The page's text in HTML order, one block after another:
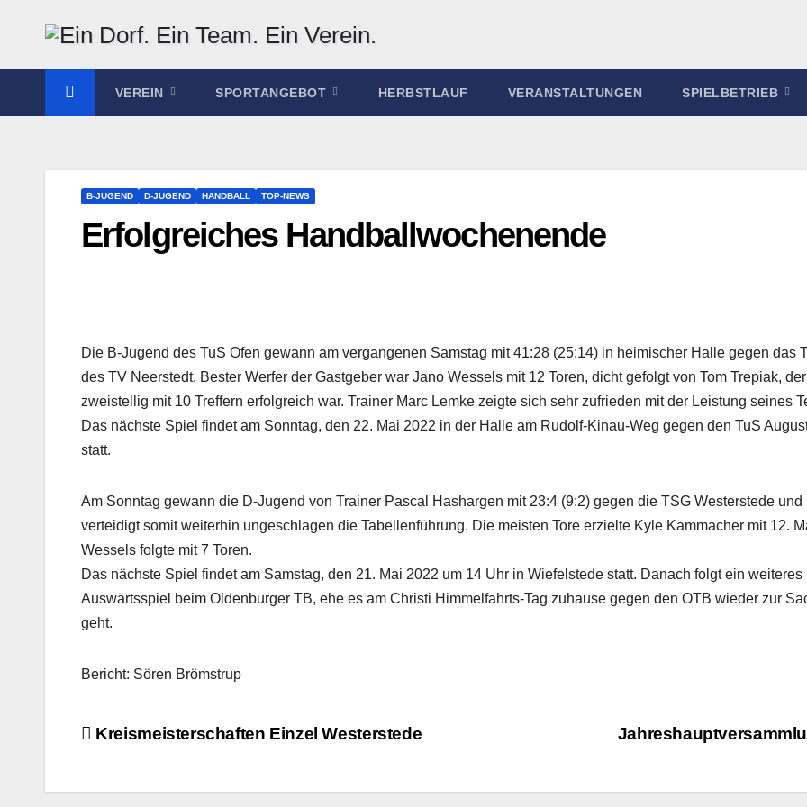
springen
VEREIN SPORTANGEBOT HERBSTLAUF VERANSTALTUNGEN SPIELBETRIEB
B-JUGEND D-JUGEND HANDBALL TOP-NEWS
Erfolgreiches Handballwochenende
Die B-Jugend des TuS Ofen gewann am vergangenen Samstag mit 41:28 (25:14) in heimischer Halle gegen das
des TV Neerstedt. Bester Werfer der Gastgeber war Jano Wessels mit 12 Toren, dicht gefolgt von Tom Trepiak,
zweistellig mit 10 Treffern erfolgreich war. Trainer Marc Lemke zeigte sich sehr zufrieden mit der Leistung seines
Das nächste Spiel findet am Sonntag, den 22. Mai 2022 in der Halle am Rudolf-Kinau-Weg gegen den TuS
statt.
Am Sonntag gewann die D-Jugend von Trainer Pascal Hashargen mit 23:4 (9:2) gegen die TSG Westerstede und
verteidigt somit weiterhin ungeschlagen die Tabellenführung. Die meisten Tore erzielte Kyle Kammacher mit 12.
Wessels folgte mit 7 Toren.
Das nächste Spiel findet am Samstag, den 21. Mai 2022 um 14 Uhr in Wiefelstede statt. Danach folgt ein weiteres
Auswärtsspiel beim Oldenburger TB, ehe es am Christi Himmelfahrts-Tag zuhause gegen den OTB wieder zur
geht.
Bericht: Sören Brömstrup
Beitragsnavigation
Kreismeisterschaften Einzel Westerstede